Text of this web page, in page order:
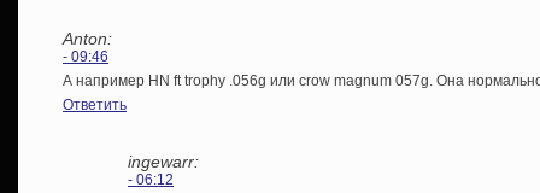
Anton:
- 09:46
А например HN ft trophy .056g или crow magnum 057g. Она
Ответить
ingewarr:
- 06:12